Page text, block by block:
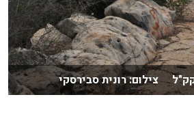
צילום: רונית סבירסקי